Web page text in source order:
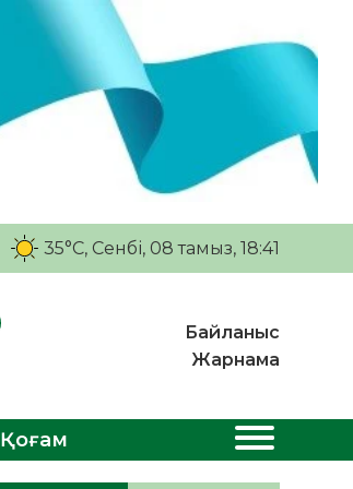
35°C, Сенбі, 08 тамыз, 18:41
Байланыс
Жарнама
Қоғам